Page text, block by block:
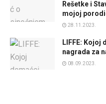
Rešetke i
mojoj
28.11.2023.
LIFFE: Kojoj
nagrada za
08.09.2023.